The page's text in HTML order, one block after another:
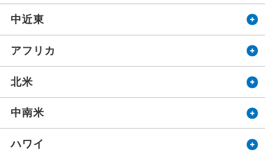
中近東
アフリカ
北米
中南米
ハワイ